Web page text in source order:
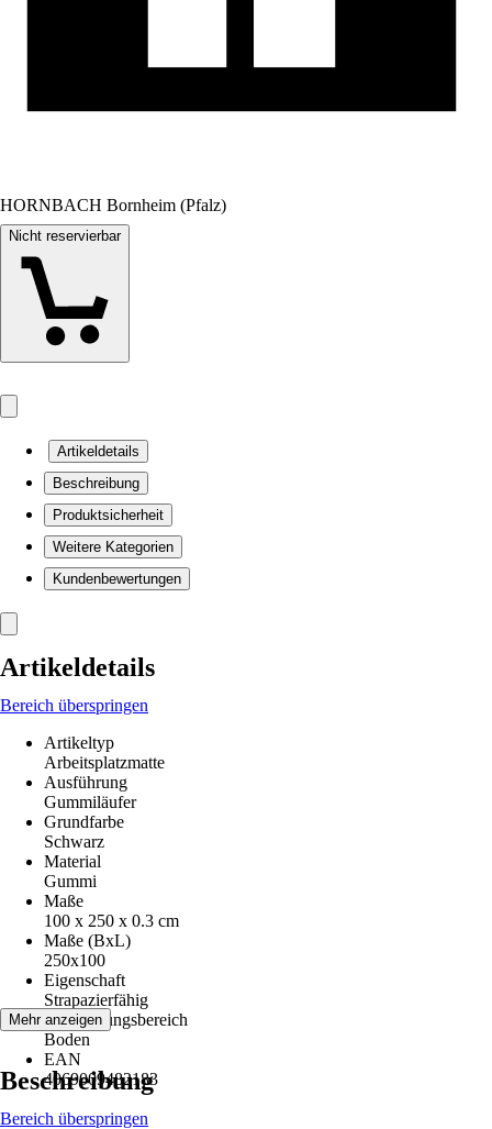
HORNBACH Bornheim (Pfalz)
Nicht reservierbar
Artikeldetails
Beschreibung
Produktsicherheit
Weitere Kategorien
Kundenbewertungen
Artikeldetails
Bereich überspringen
Artikeltyp
Arbeitsplatzmatte
Ausführung
Gummiläufer
Grundfarbe
Schwarz
Material
Gummi
Maße
100 x 250 x 0.3 cm
Maße (BxL)
250x100
Eigenschaft
Strapazierfähig
Anwendungsbereich
Boden
EAN
4069009482183
Mehr anzeigen
Beschreibung
Bereich überspringen